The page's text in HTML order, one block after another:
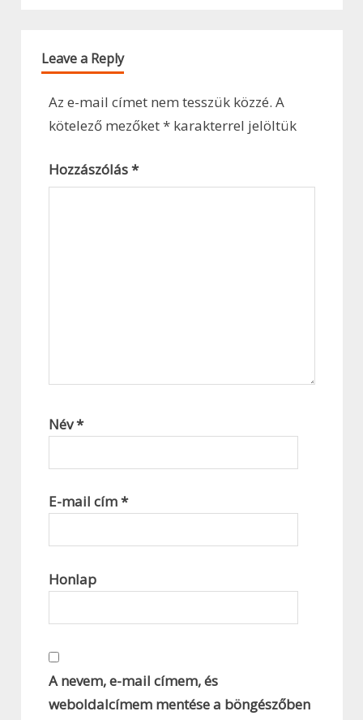
Leave a Reply
Az e-mail címet nem tesszük közzé. A
kötelező mezőket*karakterrel jelöltük
Hozzászólás*
Név*
E-mail cím*
Honlap
A nevem, e-mail címem, és
weboldalcímem mentése a böngészőben